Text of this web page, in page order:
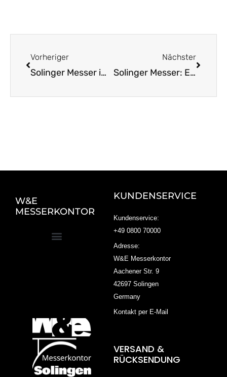
Vorheriger
Solinger Messer im Test: Qualität und Langlebigkeit
Nächster
Solinger Messer: Ein Blick auf Tradition und Vielfalt
W&E
MESSERKONTOR
KUNDENSERVICE
Kundenservice:
+49 0800 70000
Adresse:
W&E Messerkontor
Aachener Str. 9
42697 Solingen
Germany
Kontakt per E-Mail
VERSAND &
RÜCKSENDUNG